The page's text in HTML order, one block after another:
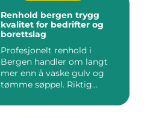
Renhold bergen trygg
kvalitet for bedrifter og
borettslag
Profesjonelt renhold i
Bergen handler om langt
mer enn å vaske gulv og
tømme søppel. Riktig